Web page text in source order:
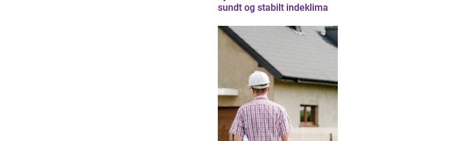
sundt og stabilt indeklima